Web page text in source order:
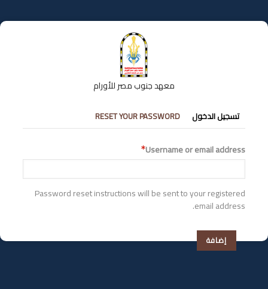
إلى
المحتوى
معهد جنوب مصر للأورام
التبويبات
الأساسية
تسجيل الدخول RESET YOUR PASSWORD
Username or email address
Password reset instructions will be sent to your registered
email address.